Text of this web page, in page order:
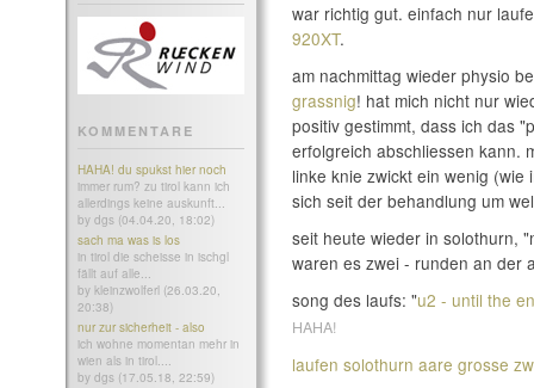
KOMMENTARE
HAHA! du spukst hier noch
immer rum? zu tirol kann ich
allerdings keine auskunft...
by dgs (04.04.20, 18:02)
sach ma was is los
in tirol die scheisse in ischgl
fällt auf alle...
by kleinzwolferl (26.03.20,
20:38)
nur zur sicherheit - also
ich wohne momentan mehr in
wien als in tirol....
by dgs (17.05.18, 22:59)
war richtig gut. einfach nur
920XT.
am nachmittag wieder physio
grassnig! hat mich nicht nur
positiv gestimmt, dass ich das
erfolgreich abschliessen kann.
linke knie zwickt ein wenig
sich seit der behandlung um
seit heute wieder in solothurn,
waren es zwei - runden an der
song des laufs: "u2 - until the
HAHA!
laufen solothurn aare grosse